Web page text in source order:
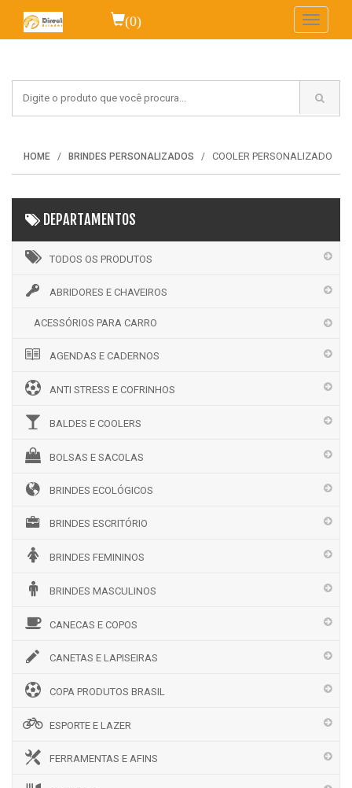
(0)
Toggle
HOME BRINDES PERSONALIZADOS COOLER PERSONALIZADO
DEPARTAMENTOS
TODOS OS PRODUTOS
ABRIDORES E CHAVEIROS
ACESSÓRIOS PARA CARRO
AGENDAS E CADERNOS
ANTI STRESS E COFRINHOS
BALDES E COOLERS
BOLSAS E SACOLAS
BRINDES ECOLÓGICOS
BRINDES ESCRITÓRIO
BRINDES FEMININOS
BRINDES MASCULINOS
CANECAS E COPOS
CANETAS E LAPISEIRAS
COPA PRODUTOS BRASIL
ESPORTE E LAZER
FERRAMENTAS E AFINS